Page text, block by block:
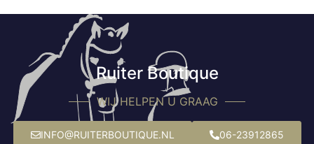
Ruiter Boutique
WIJ HELPEN U GRAAG
INFO@RUITERBOUTIQUE.NL 06-23912865